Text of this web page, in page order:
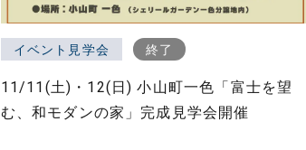
イベント見学会 終了
11/11(土)・12(日) 小山町一色「富士を望
む、和モダンの家」完成見学会開催